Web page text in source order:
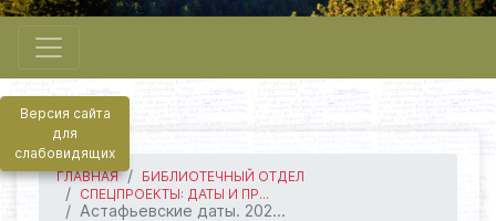
Версия сайта
для
слабовидящих
ГЛАВНАЯ
БИБЛИОТЕЧНЫЙ ОТДЕЛ
СПЕЦПРОЕКТЫ: ДАТЫ И ПР...
Астафьевские даты. 202...